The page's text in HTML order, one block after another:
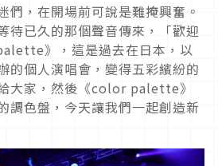
們，在開場前可說是難掩興奮。
待已久的那個聲音傳來，「歡迎
》，這是過去在日本，以
的個人演唱會，變得五彩繽紛的
大家，然後《color palette》
調色盤，今天讓我們一起創造新